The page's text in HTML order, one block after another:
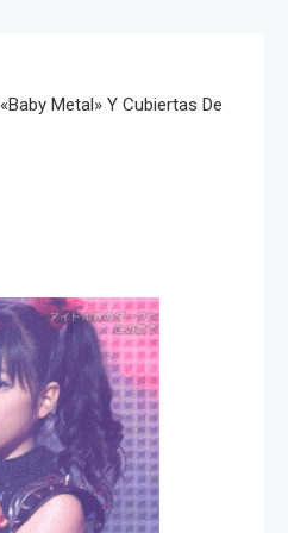
Metal» Y Cubiertas De